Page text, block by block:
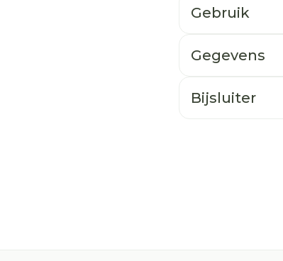
Gebruik
Gegevens
Bijsluiter